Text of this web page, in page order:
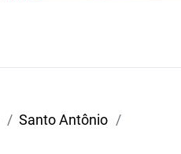
Santo Antônio